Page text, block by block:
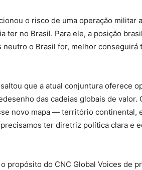
o risco de uma operação militar
ter no Brasil. Para ele, a posição
neutro o Brasil for, melhor conseguirá
que a atual conjuntura oferece
das cadeias globais de valor.
novo mapa — território continental,
ter diretriz política clara e
propósito do CNC Global Voices de